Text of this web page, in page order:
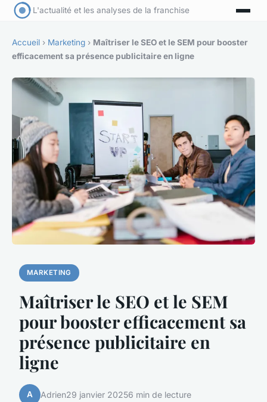
L'actualité et les analyses de la franchise
Accueil › Marketing › Maîtriser le SEO et le SEM pour booster
efficacement sa présence publicitaire en ligne
MARKETING
Maîtriser le SEO et le SEM
pour booster efficacement sa
présence publicitaire en
ligne
A Adrien29 janvier 20256 min de lecture